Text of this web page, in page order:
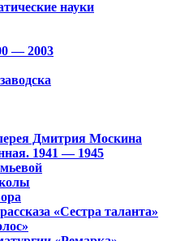
науки
— 2003
Дмитрия Москина
1941 — 1945
«Сестра таланта»